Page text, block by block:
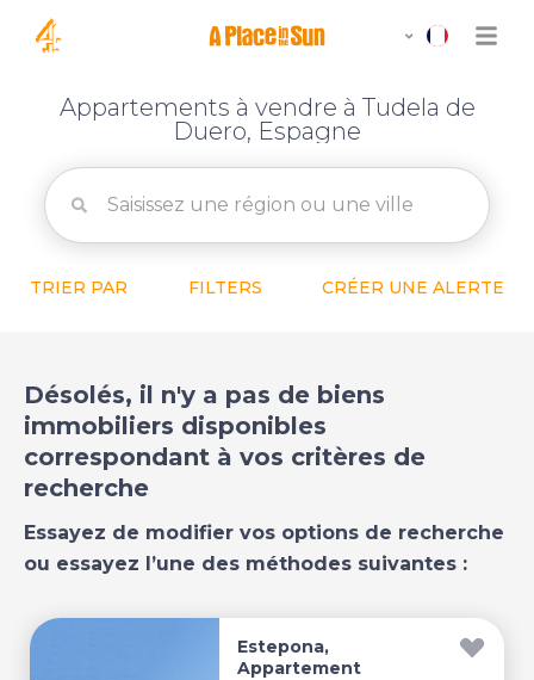
Appartements à vendre à Tudela de
Duero, Espagne
TRIER PAR FILTERS CRÉER UNE ALERTE
Désolés, il n'y a pas de biens
immobiliers disponibles
correspondant à vos critères de
recherche
Essayez de modifier vos options de recherche
ou essayez l’une des méthodes suivantes :
Estepona,
Appartement